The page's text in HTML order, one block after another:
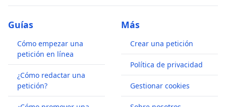
Guías
Cómo empezar una
petición en línea
¿Cómo redactar una
petición?
Más
Crear una petición
Política de privacidad
Gestionar cookies